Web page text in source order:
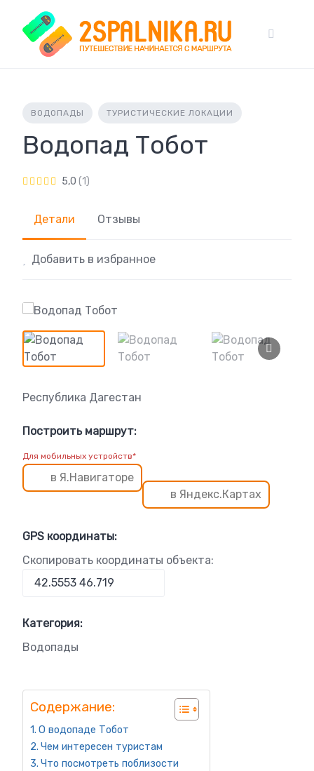
content
ВОДОПАДЫ ТУРИСТИЧЕСКИЕ ЛОКАЦИИ
Водопад Тобот
5,0 (1)
Детали Отзывы
Добавить в избранное
Республика Дагестан
Построить маршрут:
Для мобильных устройств*
в Я.Навигаторе
в Яндекс.Картах
GPS координаты:
Скопировать координаты объекта:
Категория:
Водопады
Содержание:
О водопаде Тобот
Чем интересен туристам
Что посмотреть поблизости